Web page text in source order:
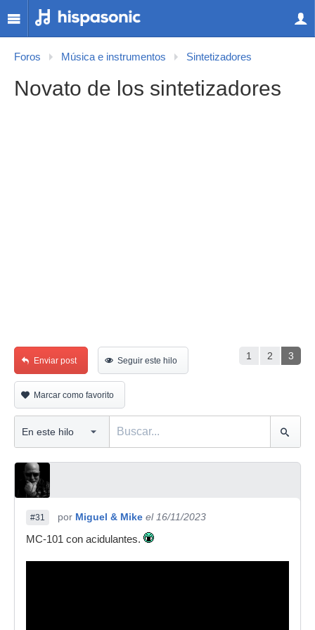
Foros Música e instrumentos Sintetizadores
Novato de los sintetizadores
1 2 3
Enviar post Seguir este hilo
Marcar como favorito
#31 por Miguel & Mike el 16/11/2023
MC-101 con acidulantes.